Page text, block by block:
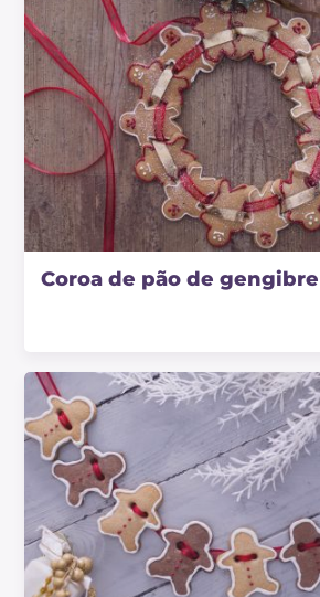
Coroa de pão de gengibre